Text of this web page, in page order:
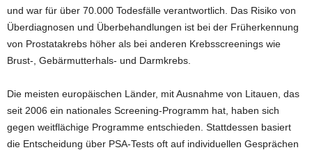
und war für über 70.000 Todesfälle verantwortlich. Das Risiko von
Überdiagnosen und Überbehandlungen ist bei der Früherkennung
von Prostatakrebs höher als bei anderen Krebsscreenings wie
Brust-, Gebärmutterhals- und Darmkrebs.
Die meisten europäischen Länder, mit Ausnahme von Litauen, das
seit 2006 ein nationales Screening-Programm hat, haben sich
gegen weitflächige Programme entschieden. Stattdessen basiert
die Entscheidung über PSA-Tests oft auf individuellen Gesprächen